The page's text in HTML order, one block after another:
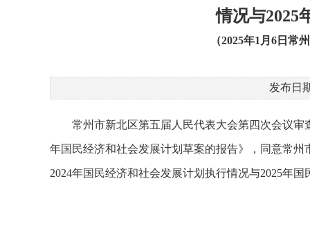
情况与2025
（2025年1月6日
发布日
常州市新北区第五届人民代表大会第四次会议审
年国民经济和社会发展计划草案的报告》，同意常
2024年国民经济和社会发展计划执行情况与2025年